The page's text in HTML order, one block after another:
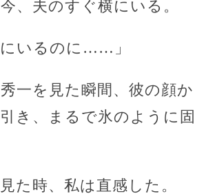
、夫のすぐ横にいる。
にいるのに……」
一を見た瞬間、彼の顔か
き、まるで氷のように固
た時、私は直感した。